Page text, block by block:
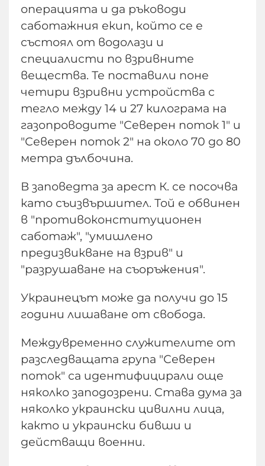
операцията и да ръководи
саботажния екип, който се е
състоял от водолази и
специалисти по взривните
вещества. Те поставили поне
четири взривни устройства с
тегло между 14 и 27 килограма на
газопроводите "Северен поток 1" и
"Северен поток 2" на около 70 до 80
метра дълбочина.
В заповедта за арест К. се посочва
като съизвършител. Той е обвинен
в "противоконституционен
саботаж", "умишлено
предизвикване на взрив" и
"разрушаване на съоръжения".
Украинецът може да получи до 15
години лишаване от свобода.
Междувременно служителите от
разследващата група "Северен
поток" са идентифицирали още
няколко заподозрени. Става дума за
няколко украински цивилни лица,
както и украински бивши и
действащи военни.